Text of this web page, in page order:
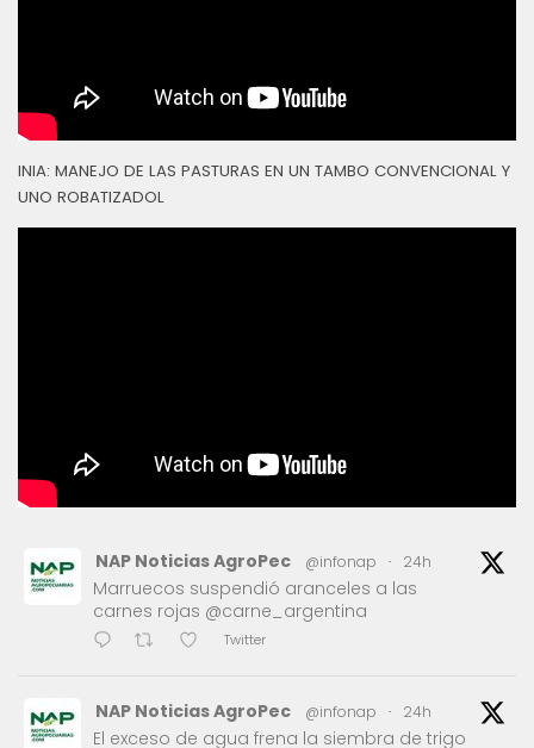
INIA: MANEJO DE LAS PASTURAS EN UN TAMBO CONVENCIONAL Y
UNO ROBATIZADOL
NAP Noticias AgroPec @infonap · 24h
Marruecos suspendió aranceles a las
carnes rojas @carne_argentina
Twitter
NAP Noticias AgroPec @infonap · 24h
El exceso de agua frena la siembra de trigo